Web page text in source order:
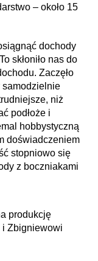
– około 15
dochody
skłoniło nas do
Zaczęło
niż
podłoże i
hobbystyczną
doświadczeniem
stopniowo się
z boczniakami
produkcję
i Zbigniewowi